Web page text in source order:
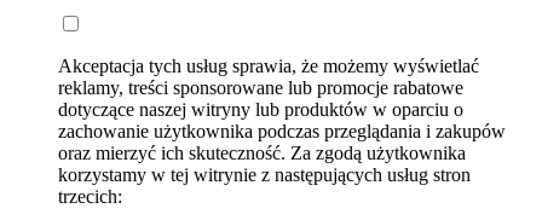
Akceptacja tych usług sprawia, że możemy wyświetlać
reklamy, treści sponsorowane lub promocje rabatowe
dotyczące naszej witryny lub produktów w oparciu o
zachowanie użytkownika podczas przeglądania i zakupów
oraz mierzyć ich skuteczność. Za zgodą użytkownika
korzystamy w tej witrynie z następujących usług stron
trzecich: